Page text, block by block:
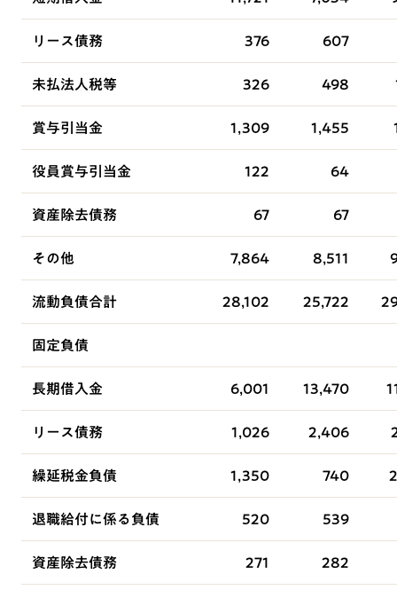
リース債務 376 607
未払法人税等 326 498
賞与引当金 1,309 1,455
役員賞与引当金 122 64
資産除去債務 67 67
その他 7,864 8,511
流動負債合計 28,102 25,722
固定負債
長期借入金 6,001 13,470
リース債務 1,026 2,406
繰延税金負債 1,350 740
退職給付に係る負債 520 539
資産除去債務 271 282